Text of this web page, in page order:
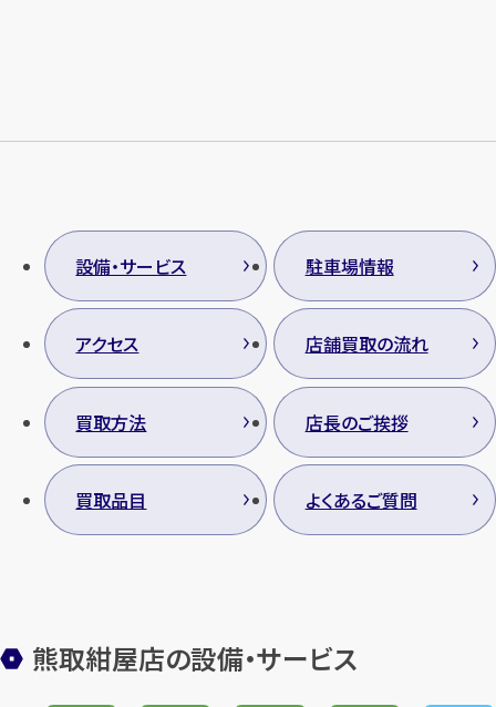
無料
設備・サービス 駐車場情報
アクセス 店舗買取の流れ
買取方法 店長のご挨拶
買取品目 よくあるご質問
熊取紺屋店の設備・サービス